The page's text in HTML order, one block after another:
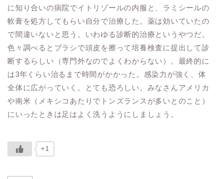
に知り合いの病院でイトリゾールの内服と、ラミシールの
軟膏を処方してもらい自分で治療した。薬は効いていたの
で間違いないと思う。いわゆる診断的治療というやつだ。
色々調べるとブラシで頭皮を擦って培養検査に提出して診
断するらしい（専門外なのでよくわからない）。最終的に
は3年くらい治るまで時間がかかった。感染力が強く、体
全体に広がっていく。とても恐ろしい。みなさんアメリカ
や南米（メキシコあたりでトンズランスが多いとのこと）
にいったときは足はよく洗うようにしましょう。
+1